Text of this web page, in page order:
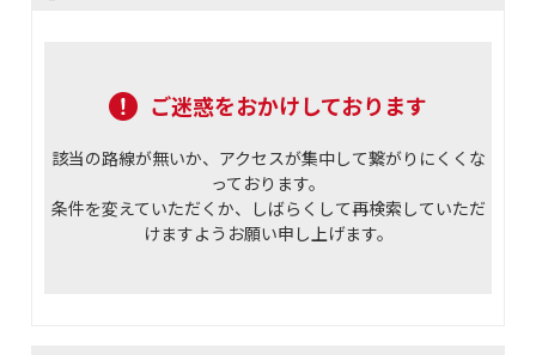
ご迷惑をおかけしております
該当の路線が無いか、アクセスが集中して繋がりにくくな
っております。
条件を変えていただくか、しばらくして再検索していただ
けますようお願い申し上げます。